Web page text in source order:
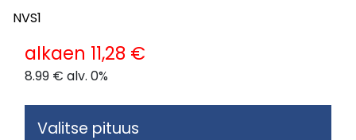
NVS1
alkaen 11,28 €
8.99 € alv. 0%
Valitse pituus